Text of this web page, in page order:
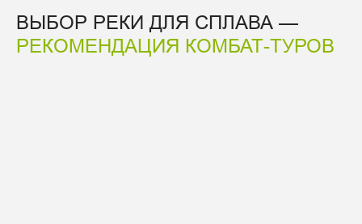
ВЫБОР РЕКИ ДЛЯ СПЛАВА —
РЕКОМЕНДАЦИЯ КОМБАТ-ТУРОВ